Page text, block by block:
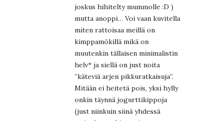
joskus hihitelty mummolle :D )
mutta anoppi… Voi vaan kuvitella
miten rattoisaa meillä on
kimppamökillä mikä on
muutenkin tällaisen minimalistin
helv* ja siellä on just noita
”käteviä arjen pikkuratkaisuja”.
Mitään ei heitetä pois, yksi hylly
onkin täynnä jogurttikippoja
(just niinkuin siinä yhdessä